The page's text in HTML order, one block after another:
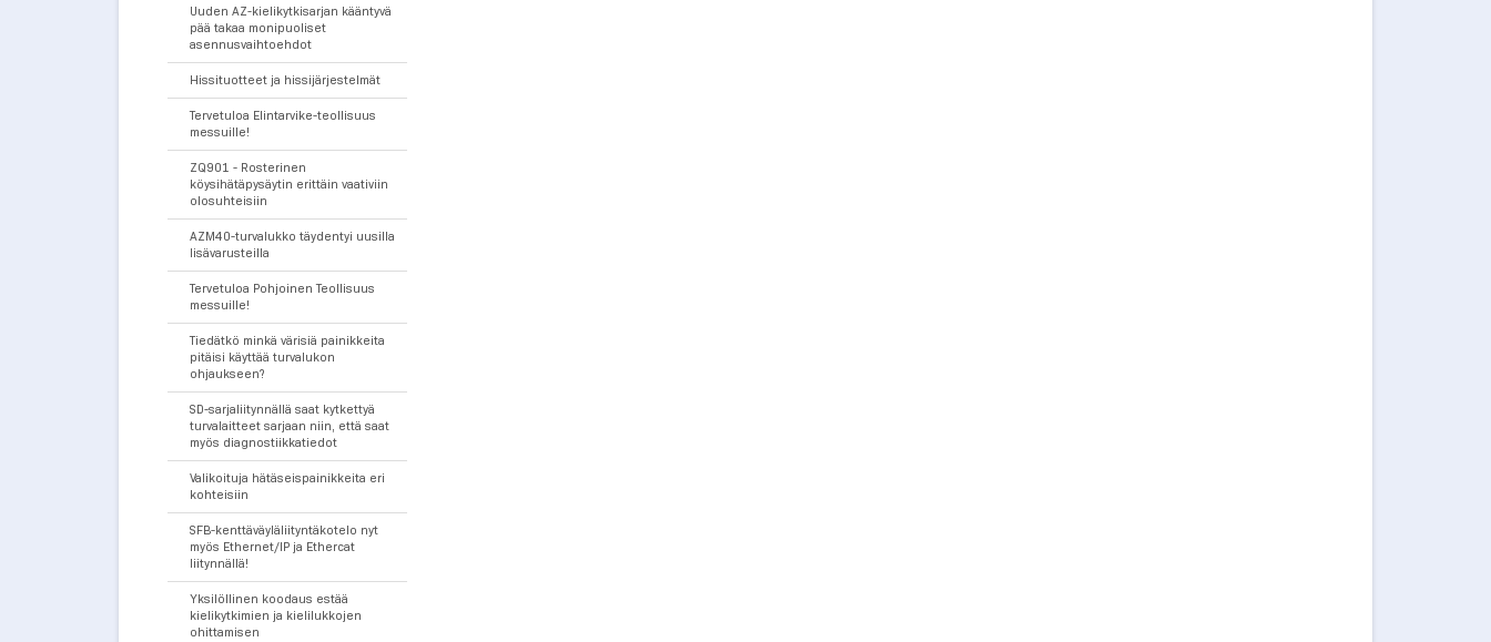
Uuden AZ-kielikytkisarjan kääntyvä
pää takaa monipuoliset
asennusvaihtoehdot
Hissituotteet ja hissijärjestelmät
Tervetuloa Elintarvike-teollisuus
messuille!
ZQ901 - Rosterinen
köysihätäpysäytin erittäin vaativiin
olosuhteisiin
AZM40-turvalukko täydentyi uusilla
lisävarusteilla
Tervetuloa Pohjoinen Teollisuus
messuille!
Tiedätkö minkä värisiä painikkeita
pitäisi käyttää turvalukon
ohjaukseen?
SD-sarjaliitynnällä saat kytkettyä
turvalaitteet sarjaan niin, että saat
myös diagnostiikkatiedot
Valikoituja hätäseispainikkeita eri
kohteisiin
SFB-kenttäväyläliityntäkotelo nyt
myös Ethernet/IP ja Ethercat
liitynnällä!
Yksilöllinen koodaus estää
kielikytkimien ja kielilukkojen
ohittamisen